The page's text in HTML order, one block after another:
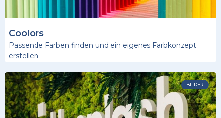
Coolors
Passende Farben finden und ein eigenes Farbkonzept
erstellen
BILDER